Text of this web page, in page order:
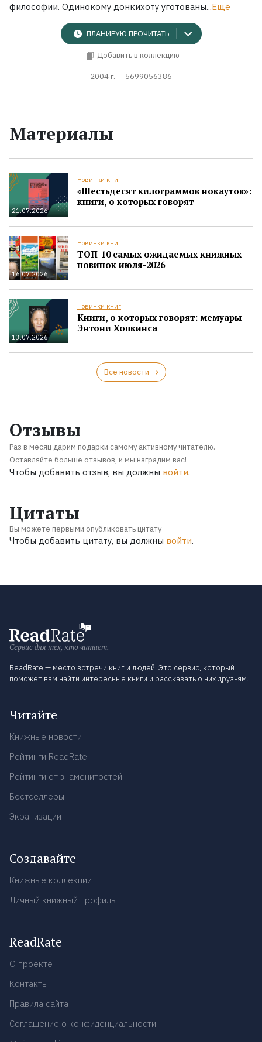
философии. Одинокому донкихоту уготованы...Ещё
ПЛАНИРУЮ ПРОЧИТАТЬ
Добавить в коллекцию
2004 г. 5699056386
Материалы
21.07.2026
Новинки книг
«Шестьдесят килограммов нокаутов»:
книги, о которых говорят
16.07.2026
Новинки книг
ТОП-10 самых ожидаемых книжных
новинок июля-2026
13.07.2026
Новинки книг
Книги, о которых говорят: мемуары
Энтони Хопкинса
Все новости
Отзывы
Раз в месяц дарим подарки самому активному читателю.
Оставляйте больше отзывов, и мы наградим вас!
Чтобы добавить отзыв, вы должны войти.
Цитаты
Вы можете первыми опубликовать цитату
Чтобы добавить цитату, вы должны войти.
Сервис для тех, кто читает.
ReadRate — место встречи книг и людей. Это сервис, который
поможет вам найти интересные книги и рассказать о них друзьям.
Читайте
Книжные новости
Рейтинги ReadRate
Рейтинги от знаменитостей
Бестселлеры
Экранизации
Создавайте
Книжные коллекции
Личный книжный профиль
ReadRate
О проекте
Контакты
Правила сайта
Соглашение о конфиденциальности